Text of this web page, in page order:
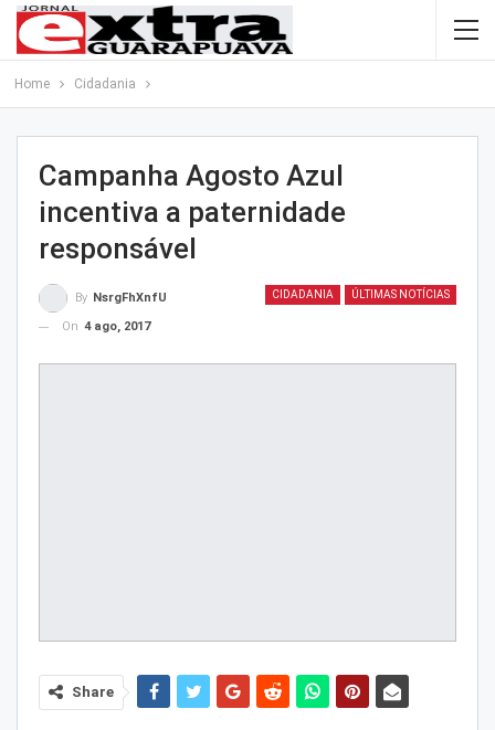
Home Cidadania
Campanha Agosto Azul
incentiva a paternidade
responsável
CIDADANIA ÚLTIMAS NOTÍCIAS
By NsrgFhXnfU
On 4 ago, 2017
Share